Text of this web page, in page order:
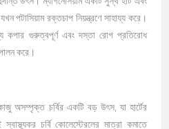
পটাসিয়াম রক্তচাপ নিয়ন্ত্রণে সাহায্য করে।
কপার গুরুত্বপূর্ণ এবং দস্তা রোগ প্রতিরোধ
করে।
অসম্পৃক্ত চর্বির একটি বড় উৎস, যা হার্টের
চর্বি কোলেস্টেরলের মাত্রা কমাতে